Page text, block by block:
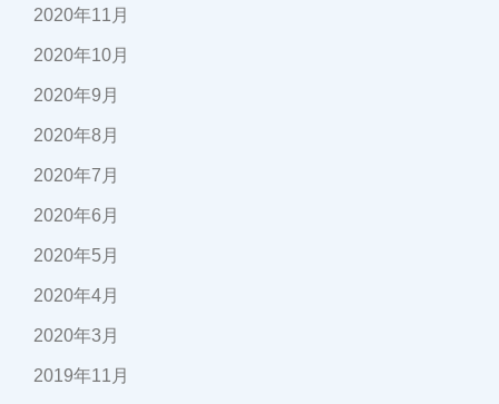
2020年11月
2020年10月
2020年9月
2020年8月
2020年7月
2020年6月
2020年5月
2020年4月
2020年3月
2019年11月